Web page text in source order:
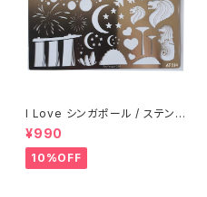
I Love シンガポール / ステンレ
ス製ステンシル(ap14)
¥990
10%OFF